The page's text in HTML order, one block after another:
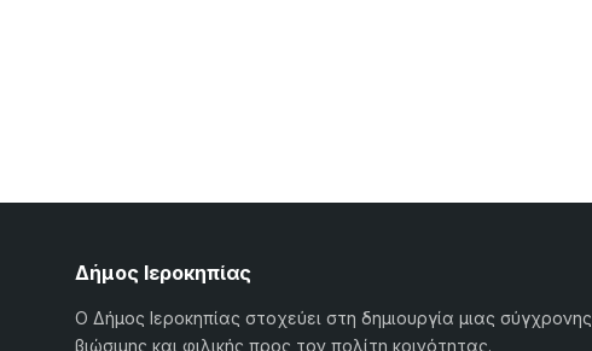
Δήμος Ιεροκηπίας
Ο Δήμος Ιεροκηπίας στοχεύει στη δημιουργία μιας σύγχρονης,
βιώσιμης και φιλικής προς τον πολίτη κοινότητας.